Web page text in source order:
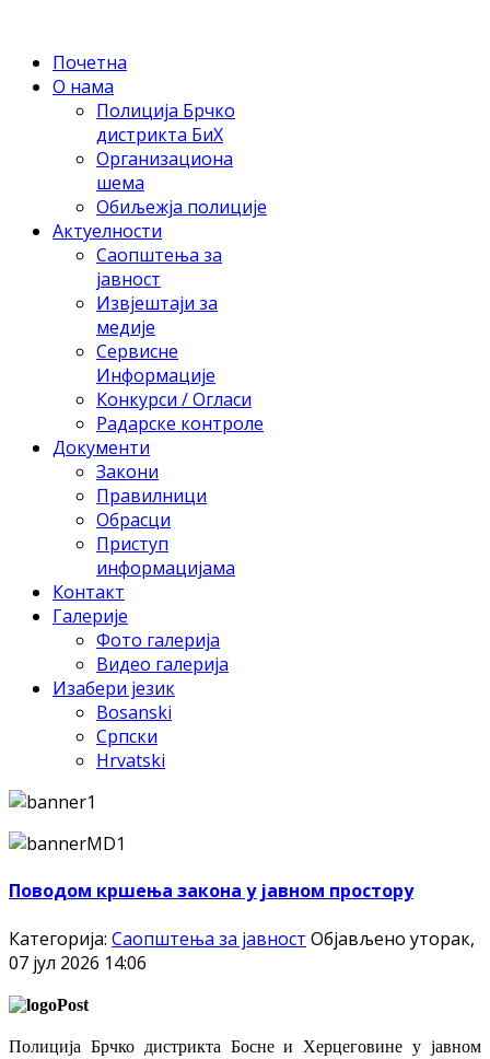
Почетна
О нама
Полиција Брчко
дистрикта БиХ
Организациона
шема
Обиљежја полиције
Актуелности
Саопштења за
јавност
Извјештаји за
медије
Сервисне
Информације
Конкурси / Огласи
Радарске контроле
Документи
Закони
Правилници
Обрасци
Приступ
информацијама
Контакт
Галерије
Фото галерија
Видео галерија
Изабери језик
Bosanski
Српски
Hrvatski
Поводом кршења закона у јавном простору
Категорија: Саопштења за јавност Објављено уторак,
07 јул 2026 14:06
Полиција Брчко дистрикта Босне и Херцеговине у јавном